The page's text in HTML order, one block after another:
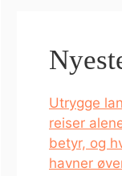
Utrygge
reiser
betyr, og
havner